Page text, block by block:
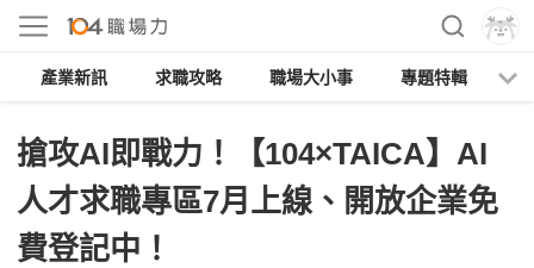
產業新訊 求職攻略 職場大小事 專題特輯
搶攻AI即戰力！【104×TAICA】AI
人才求職專區7月上線、開放企業免
費登記中！